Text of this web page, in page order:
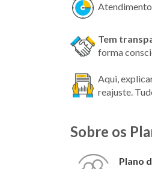
Tem
forma
Aqui,
reajuste.
Sobre os
Plano